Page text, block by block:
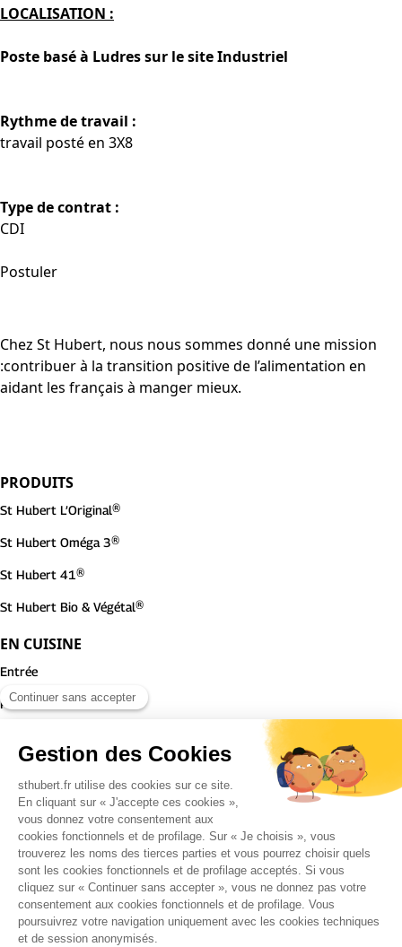
LOCALISATION :
Poste basé à Ludres sur le site Industriel
Rythme de travail :
travail posté en 3X8
Type de contrat :
CDI
Postuler
Chez St Hubert, nous nous sommes donné une mission
:contribuer à la transition positive de l’alimentation en
aidant les français à manger mieux.
PRODUITS
St Hubert L’Original®
St Hubert Oméga 3®
St Hubert 41®
St Hubert Bio & Végétal®
EN CUISINE
Entrée
Plat
Notre histoire
Notre entreprise
Nous rejoindre
Nos engagements
Contactez-nous